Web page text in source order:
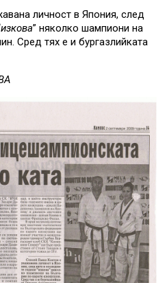
личност в Япония, след
изкова” няколко шампиони на
Сред тях е и бургазлийката